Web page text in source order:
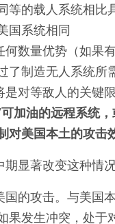
等的载人系统相比
国系统相同
数量优势（如果
了制造无人系统所
对等敌人的关键
加油的远程系统
对美国本土的攻
期显著改变这种情
的攻击。与美国
果发生冲突，处于